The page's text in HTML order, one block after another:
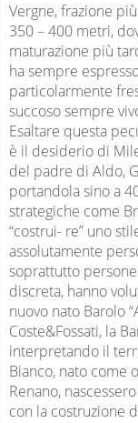
Vergne, frazione
350 – 400 metri,
maturazione più
ha sempre
particolarmente
succoso sempre
Esaltare questa
è il desiderio di
del padre di Aldo,
portandola sino a
strategiche come
“costrui- re” uno
assolutamente
soprattutto
discreta, hanno
nuovo nato Barolo
Coste&Fossati, la
interpretando il
Bianco, nato come
Renano,
con la costruzione